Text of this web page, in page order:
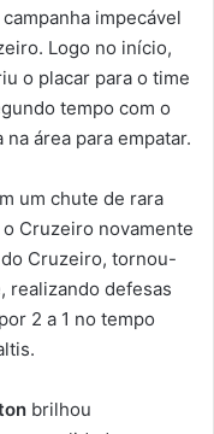
impecável
Logo no início,
o placar para o time
tempo com o
área para empatar.
um chute de rara
Cruzeiro novamente
Cruzeiro, tornou-
realizando defesas
2 a 1 no tempo
brilhou